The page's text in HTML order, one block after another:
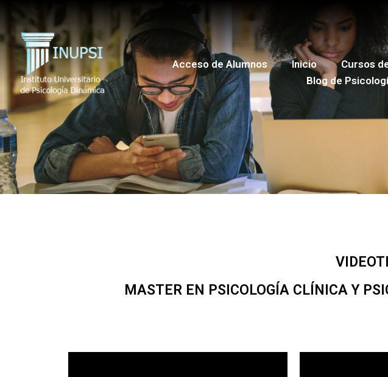
Acceso de Alumnos Inicio Cursos
Blog de
MASTER EN PSICOLOGÍA CLÍNICA Y